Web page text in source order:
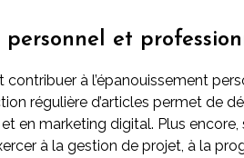
personnel et
à l’épanouissement
régulière d’articles permet de
marketing digital. Plus encore,
à la gestion de projet, à la